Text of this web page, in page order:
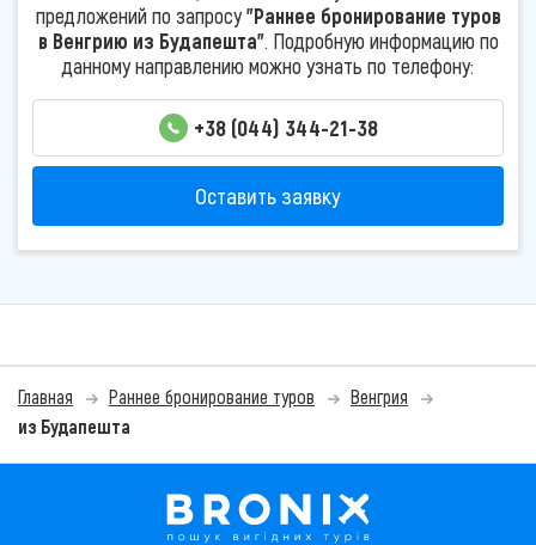
предложений по запросу"Раннее бронирование туров
в Венгрию из Будапешта". Подробную информацию по
данному направлению можно узнать по телефону:
+38 (044) 344-21-38
Оставить заявку
Главная Раннее бронирование туров
Венгрия
из Будапешта